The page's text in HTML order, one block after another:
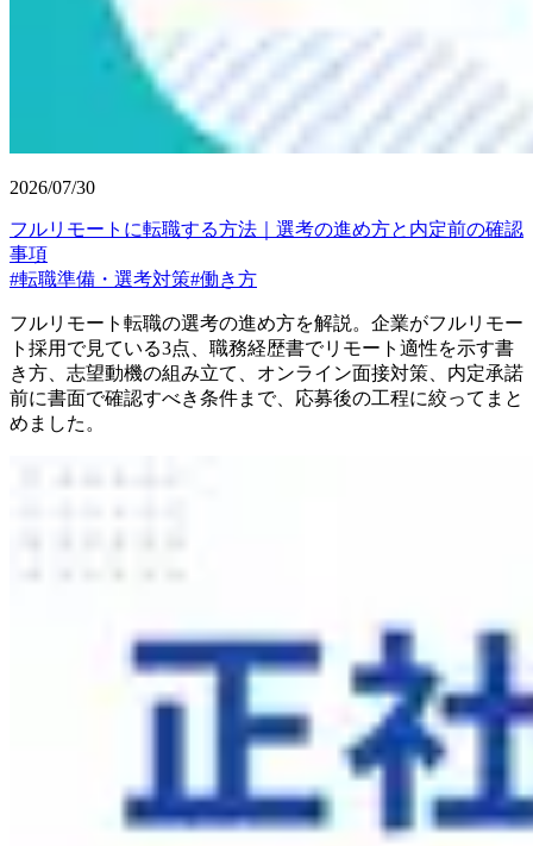
2026/07/30
フルリモートに転職する方法｜選考の進め方と内定前の確認
事項
#転職準備・選考対策#働き方
フルリモート転職の選考の進め方を解説。企業がフルリモー
ト採用で見ている3点、職務経歴書でリモート適性を示す書
き方、志望動機の組み立て、オンライン面接対策、内定承諾
前に書面で確認すべき条件まで、応募後の工程に絞ってまと
めました。